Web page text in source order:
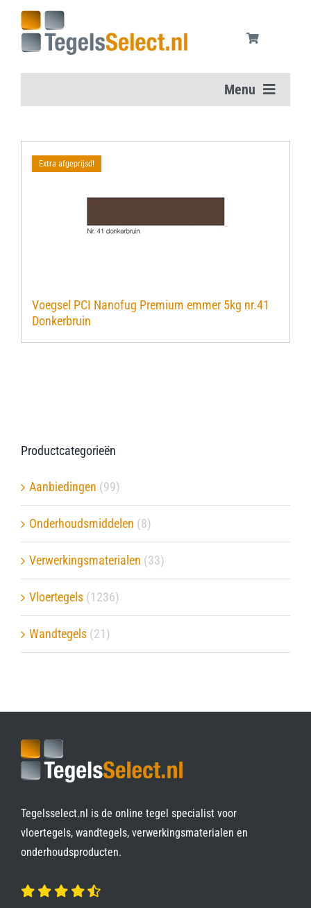
inhoud
Menu
Vloertegels
Onderhoudsmiddelen
Verwerkingsmaterialen
Extra afgeprijsd!
Voegsel PCI Nanofug Premium emmer 5kg nr.41
Donkerbruin
Productcategorieën
Aanbiedingen (99)
Onderhoudsmiddelen (8)
Verwerkingsmaterialen (33)
Vloertegels (1236)
Wandtegels (21)
Tegelsselect.nl is de online tegel specialist voor
vloertegels, wandtegels, verwerkingsmaterialen en
onderhoudsproducten.